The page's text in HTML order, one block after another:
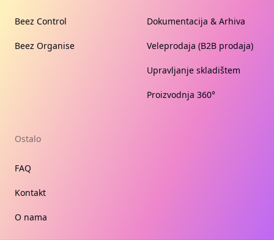
Beez Control
Beez Organise
Dokumentacija & Arhiva
Veleprodaja (B2B prodaja)
Upravljanje skladištem
Proizvodnja 360°
Ostalo
FAQ
Kontakt
O nama